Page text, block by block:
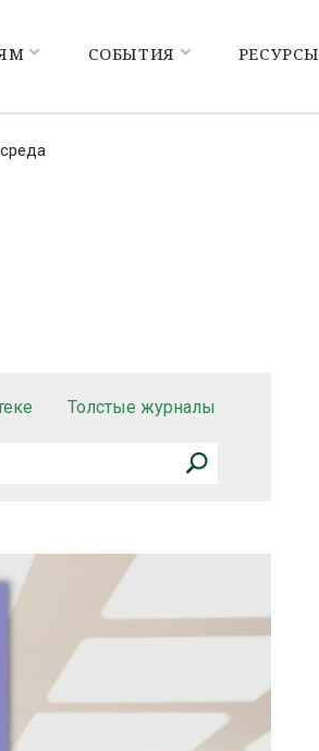
СОБЫТИЯ РЕСУРСЫ
Толстые журналы